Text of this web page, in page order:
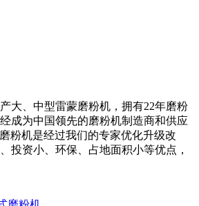
大、中型雷蒙磨粉机，拥有22年磨粉
成为中国领先的磨粉机制造商和供应
粉机是经过我们的专家优化升级改
投资小、环保、占地面积小等优点，